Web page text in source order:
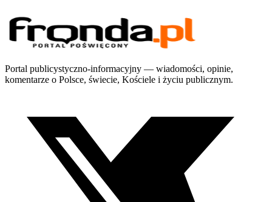
Portal publicystyczno-informacyjny — wiadomości, opinie,
komentarze o Polsce, świecie, Kościele i życiu publicznym.